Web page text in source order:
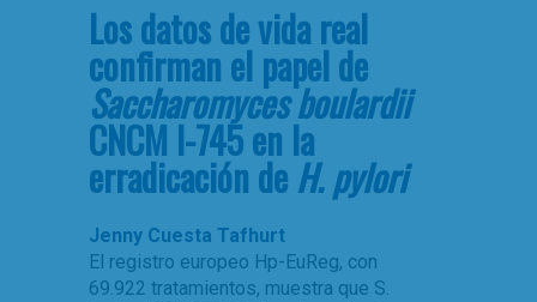
Los datos de vida real
confirman el papel de
Saccharomyces boulardii
CNCM I-745 en la
erradicación de H. pylori
Jenny Cuesta Tafhurt
El registro europeo Hp-EuReg, con
69.922 tratamientos, muestra que S.